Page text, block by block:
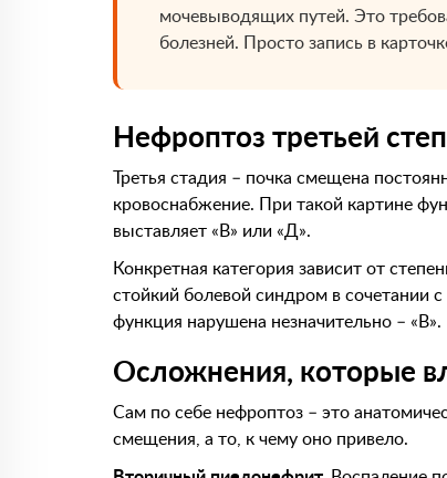
мочевыводящих путей. Это
болезней. Просто запись в
Нефроптоз третьей
Третья стадия – почка смещена
кровоснабжение. При такой картине
выставляет «В» или «Д».
Конкретная категория зависит от
стойкий болевой синдром в сочетании
функция нарушена незначительно – «В».
Осложнения, которые
Сам по себе нефроптоз – это
смещения, а то, к чему оно привело.